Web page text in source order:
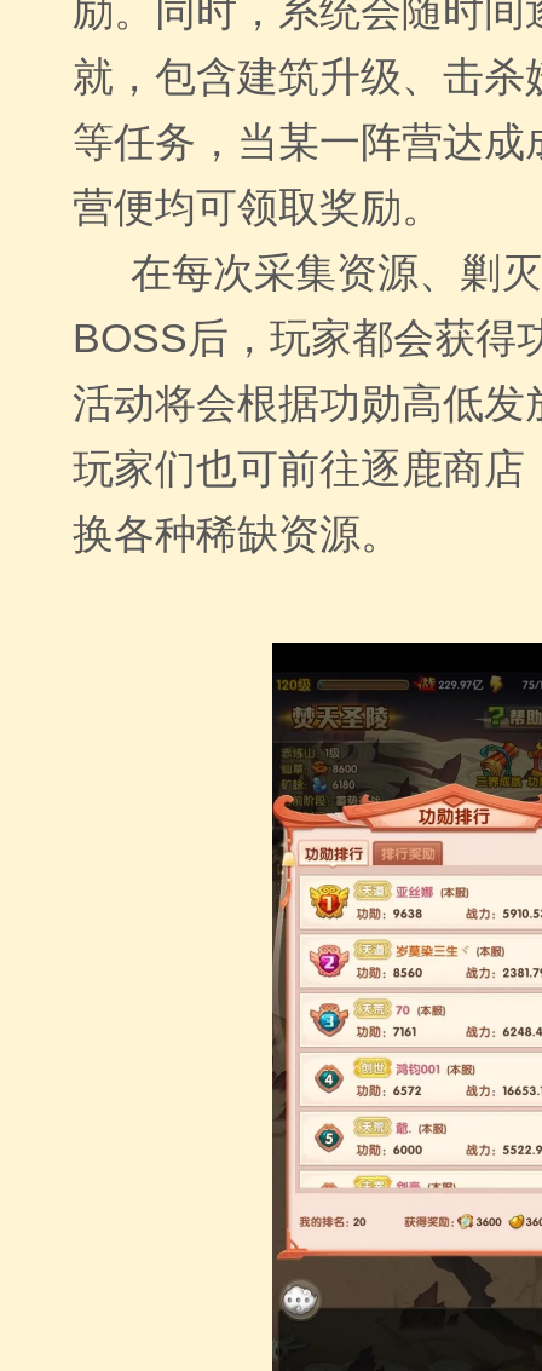
励。同时，系统会随时间
就，包含建筑升级、击杀
等任务，当某一阵营达成
营便均可领取奖励。
在每次采集资源、剿
BOSS后，玩家都会获得
活动将会根据功勋高低发
玩家们也可前往逐鹿商店
换各种稀缺资源。